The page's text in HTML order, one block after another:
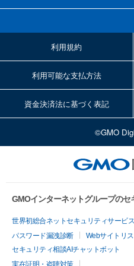
利用規約
利用可能な支払方法
資金決済法に基づく表記
©GMO
GMOインターネットグループのセ
世界初総合ネットセキュリティサービ
パスワード漏洩診断
Webサイトリ
セキュリティ相談AIチャットボット
実在証明・盗聴対策